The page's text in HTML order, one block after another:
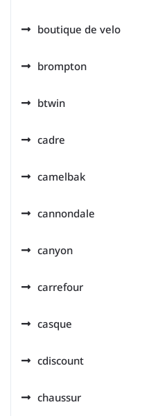
boutique de velo
brompton
btwin
cadre
camelbak
cannondale
canyon
carrefour
casque
cdiscount
chaussur